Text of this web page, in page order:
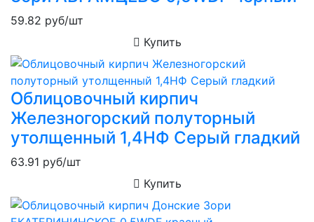
59.82 руб/шт
Купить
Облицовочный кирпич
Железногорский полуторный
утолщенный 1,4НФ Серый гладкий
63.91 руб/шт
Купить